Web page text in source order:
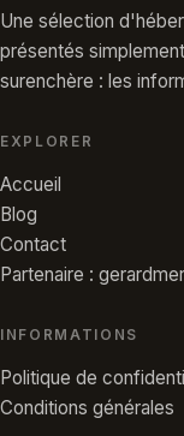
Une sélection
présentés
surenchère : les
EXPLORER
Accueil
Blog
Contact
Partenaire :
INFORMATIONS
Politique de
Conditions générales